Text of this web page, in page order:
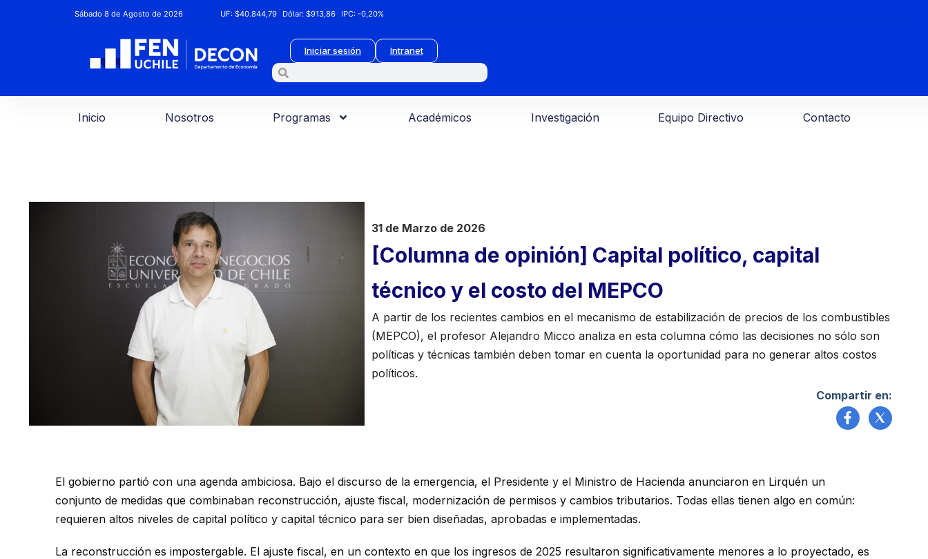
Sábado 8 de Agosto de 2026 UF:$40.844,79 Dólar:$913,86 IPC:-0,20%
Iniciar sesión Intranet
Inicio Nosotros Programas Académicos Investigación Equipo Directivo Contacto
31 de Marzo de 2026
[Columna de opinión] Capital político, capital
técnico y el costo del MEPCO
A partir de los recientes cambios en el mecanismo de estabilización de precios de los combustibles
(MEPCO), el profesor Alejandro Micco analiza en esta columna cómo las decisiones no sólo son
políticas y técnicas también deben tomar en cuenta la oportunidad para no generar altos costos
políticos.
Compartir en:
El gobierno partió con una agenda ambiciosa. Bajo el discurso de la emergencia, el Presidente y el Ministro de Hacienda anunciaron en Lirquén un
conjunto de medidas que combinaban reconstrucción, ajuste fiscal, modernización de permisos y cambios tributarios. Todas ellas tienen algo en común:
requieren altos niveles de capital político y capital técnico para ser bien diseñadas, aprobadas e implementadas.
La reconstrucción es impostergable. El ajuste fiscal, en un contexto en que los ingresos de 2025 resultaron significativamente menores a lo proyectado, es